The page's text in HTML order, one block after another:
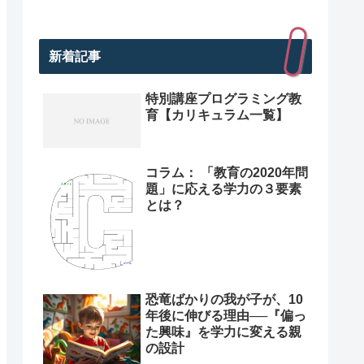
新着記事
特別講座プログラミング教
育【カリキュラム一覧】
コラム： 「教育の2020年問
題」に応える学力の３要素
とは？
恐竜ばかりの我が子が、10
年後に伸びる理由──『偏っ
た興味』を学力に変える親
の設計